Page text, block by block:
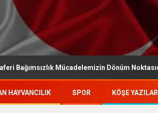
Mücadelemizin Dönüm Noktasıdır”
HAYVANCILIK SPOR KÖŞE YAZILARI